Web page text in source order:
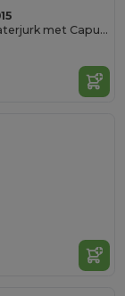
Comfortabele Lange Sweaterjurk met Capuchon